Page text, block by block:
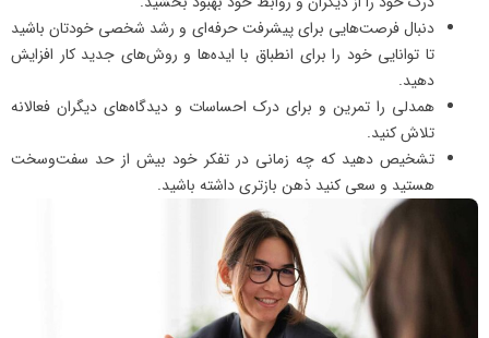
‌دنبال فرصت‌هایی برای پیشرفت حرفه‌ای و رشد شخصی خودتان باشید
تا توانایی خود را برای انطباق با ایده‌ها و روش‌های جدید کار افزایش
دهید.
همدلی را تمرین و برای درک احساسات و دیدگاه‌های دیگران فعالانه
تلاش کنید.
تشخیص دهید که چه زمانی در تفکر خود بیش از حد سفت‌و‌سخت
هستید و سعی کنید ذهن بازتری داشته باشید.